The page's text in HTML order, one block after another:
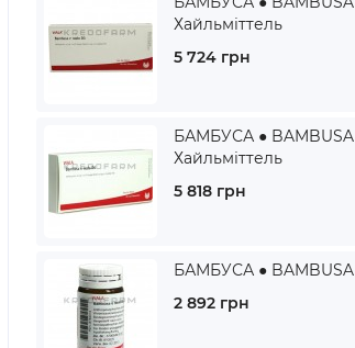
Хайльміттель
5 724 грн
БАМБУСА ● BAMBUSA
Хайльміттель
5 818 грн
БАМБУСА ● BAMBUSA
2 892 грн